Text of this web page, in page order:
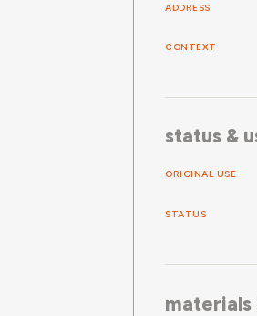
ADDRESS
CONTEXT
status &
ORIGINAL USE
STATUS
materials